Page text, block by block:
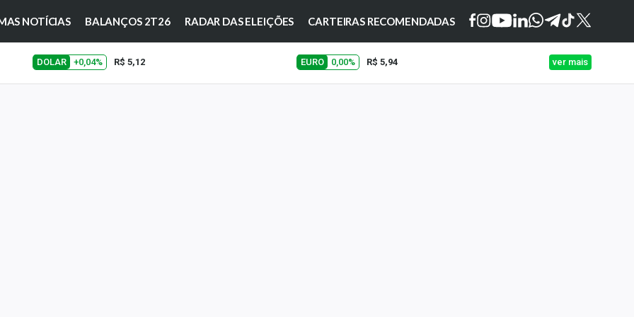
NOTÍCIAS BALANÇOS 2T26 RADAR DAS ELEIÇÕES CARTEIRAS RECOMENDADAS
DOLAR +0,04% R$ 5,12 EURO 0,00% R$ 5,94 ver mais